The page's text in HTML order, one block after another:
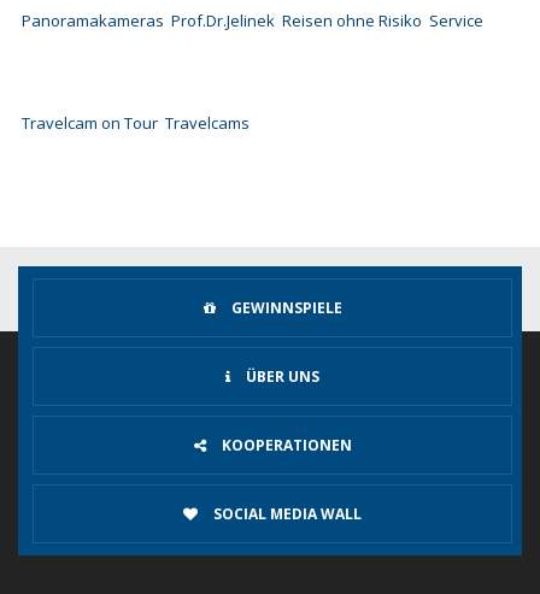
Panoramakameras Prof.Dr.Jelinek Reisen ohne Risiko Service
Travelcam on Tour Travelcams
GEWINNSPIELE
ÜBER UNS
KOOPERATIONEN
SOCIAL MEDIA WALL